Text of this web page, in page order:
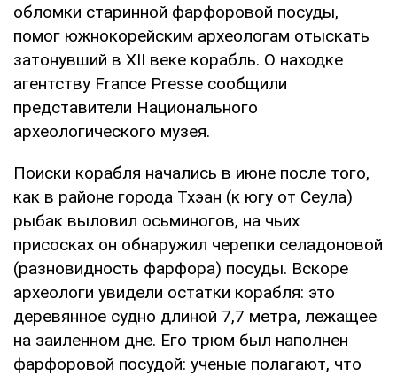
обломки старинной фарфоровой посуды,
помог южнокорейским археологам отыскать
затонувший в XII веке корабль. О находке
агентству France Presse сообщили
представители Национального
археологического музея.
Поиски корабля начались в июне после того,
как в районе города Тхэан (к югу от Сеула)
рыбак выловил осьминогов, на чьих
присосках он обнаружил черепки селадоновой
(разновидность фарфора) посуды. Вскоре
археологи увидели остатки корабля: это
деревянное судно длиной 7,7 метра, лежащее
на заиленном дне. Его трюм был наполнен
фарфоровой посудой: ученые полагают, что